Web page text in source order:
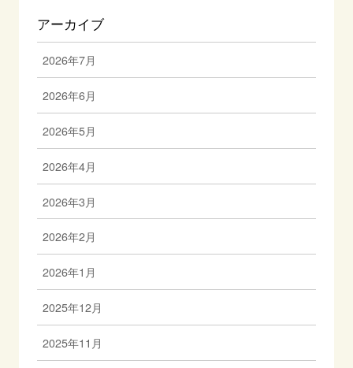
アーカイブ
2026年7月
2026年6月
2026年5月
2026年4月
2026年3月
2026年2月
2026年1月
2025年12月
2025年11月